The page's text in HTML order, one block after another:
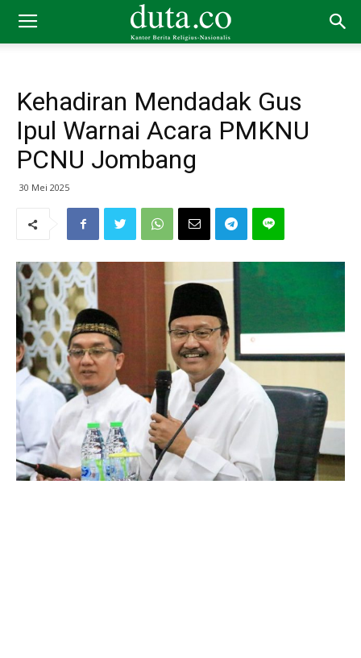
Kehadiran Mendadak Gus
Ipul Warnai Acara PMKNU
PCNU Jombang
30 Mei 2025